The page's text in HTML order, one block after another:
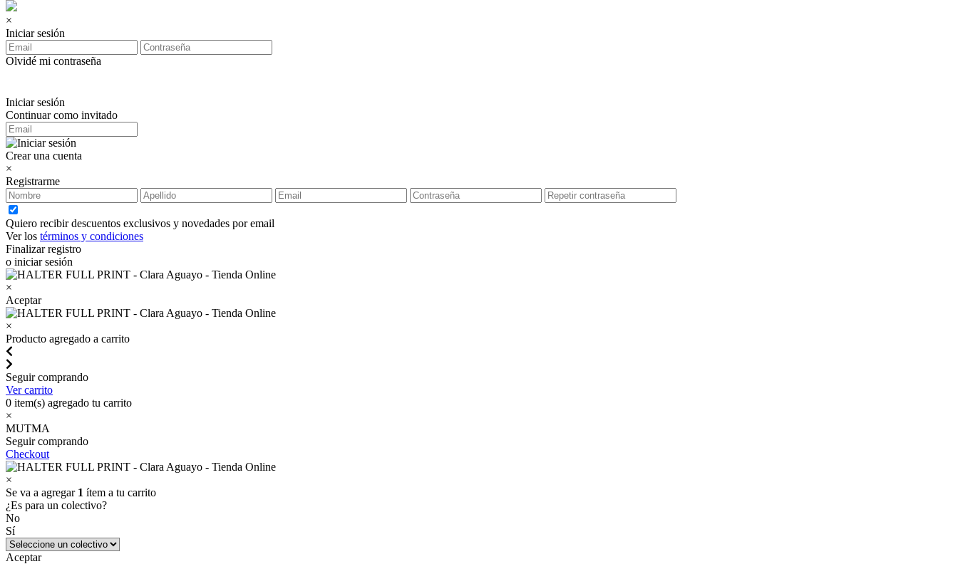
×
Iniciar sesión
Olvidé mi contraseña
Iniciar sesión
Continuar como invitado
Crear una cuenta
×
Registrarme
Quiero recibir descuentos exclusivos y novedades por email
Ver los términos y condiciones
Finalizar registro
o iniciar sesión
×
Aceptar
×
Producto agregado a carrito
Seguir comprando
Ver carrito
0 item(s) agregado tu carrito
×
MUTMA
Seguir comprando
Checkout
×
Se va a agregar 1 ítem a tu carrito
¿Es para un colectivo?
No
Sí
Aceptar